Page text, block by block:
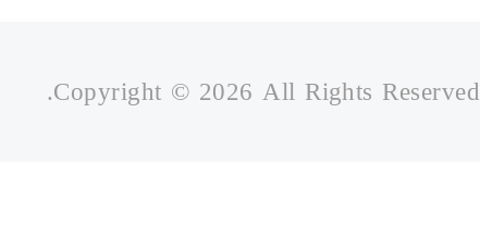
Copyright © 2026 All Rights Reserved.